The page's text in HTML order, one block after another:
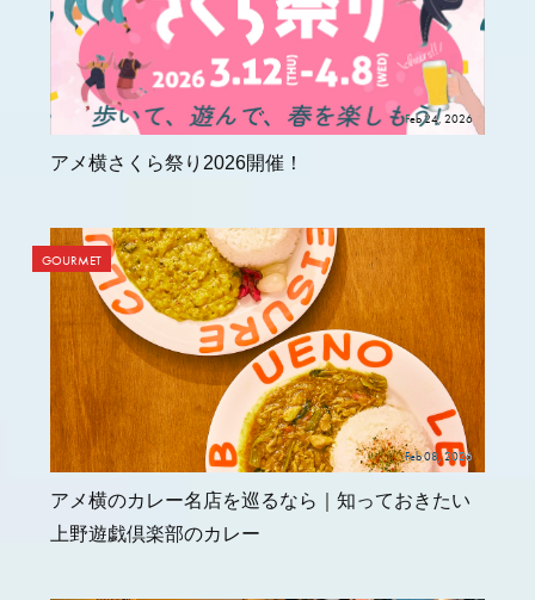
Feb 24, 2026
アメ横さくら祭り2026開催！
Feb 08, 2026
GOURMET
アメ横のカレー名店を巡るなら｜知っておきたい
上野遊戯倶楽部のカレー